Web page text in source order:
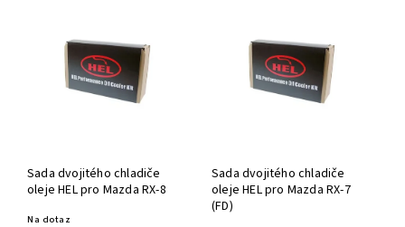
Sada dvojitého chladiče
oleje HEL pro Mazda RX-8
Na dotaz
Sada dvojitého chladiče
oleje HEL pro Mazda RX-7
(FD)